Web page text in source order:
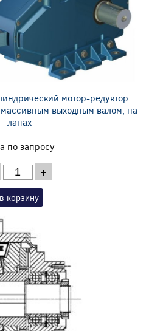
мотор-редуктор
выходным валом, на
лапах
по запросу
+
в корзину